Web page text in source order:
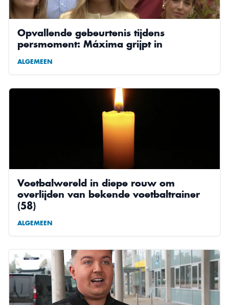
Opvallende gebeurtenis tijdens
persmoment: Máxima grijpt in
ALGEMEEN
Voetbalwereld in diepe rouw om
overlijden van bekende voetbaltrainer
(58)
ALGEMEEN